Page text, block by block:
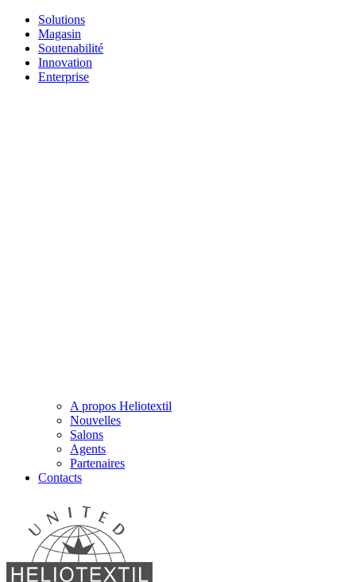
Solutions
Magasin
Soutenabilité
Innovation
Enterprise
A propos Heliotextil
Nouvelles
Salons
Agents
Partenaires
Contacts